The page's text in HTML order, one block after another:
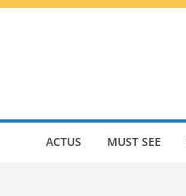
ACTUS MUST SEE